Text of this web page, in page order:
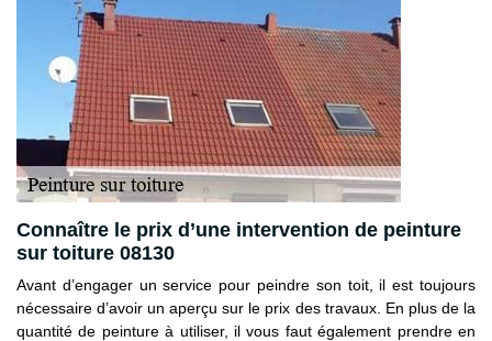
Connaître le prix d’une intervention de peinture
sur toiture 08130
Avant d’engager un service pour peindre son toit, il est toujours
nécessaire d’avoir un aperçu sur le prix des travaux. En plus de la
quantité de peinture à utiliser, il vous faut également prendre en